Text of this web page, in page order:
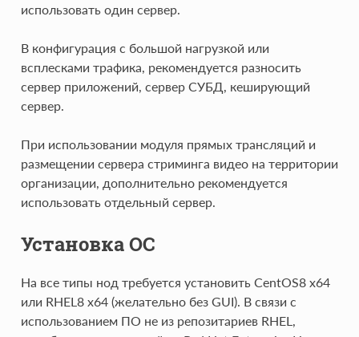
использовать один сервер.
В конфигурация с большой нагрузкой или
всплесками трафика, рекомендуется разносить
сервер приложений, сервер СУБД, кеширующий
сервер.
При использовании модуля прямых трансляций и
размещении сервера стриминга видео на территории
организации, дополнительно рекомендуется
использовать отдельный сервер.
Установка ОС
На все типы нод требуется установить CentOS8 x64
или RHEL8 x64 (желательно без GUI). В связи с
использованием ПО не из репозитариев RHEL,